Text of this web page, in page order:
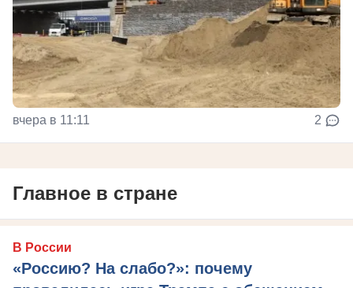
вчера в 11:11 2
Главное в стране
В России
«Россию? На слабо?»: почему